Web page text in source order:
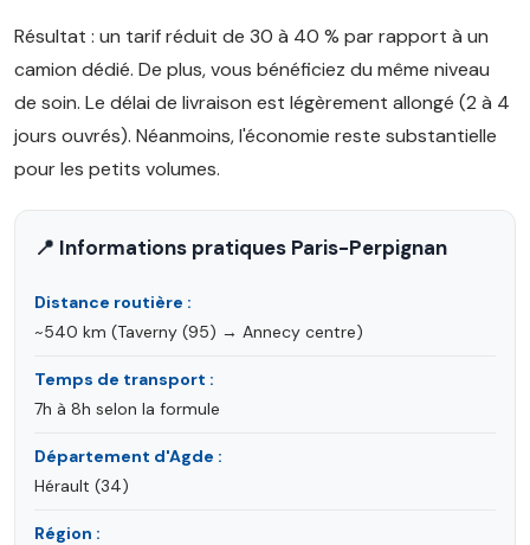
Résultat : un tarif réduit de 30 à 40 % par rapport à un
camion dédié. De plus, vous bénéficiez du même niveau
de soin. Le délai de livraison est légèrement allongé (2 à 4
jours ouvrés). Néanmoins, l'économie reste substantielle
pour les petits volumes.
📍 Informations pratiques Paris-Perpignan
Distance routière :
~540 km (Taverny (95) → Annecy centre)
Temps de transport :
7h à 8h selon la formule
Département d'Agde :
Hérault (34)
Région :